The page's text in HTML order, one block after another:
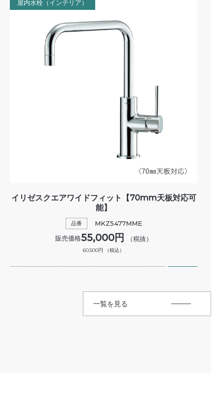
屋内水栓（インテリア）
イリゼスクエアワイドフィット【70mm天板対応可
能】
品番
MKZ5477MME
販売価格55,000円 （税抜）
60,500円 （税込）
一覧を見る